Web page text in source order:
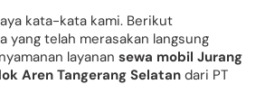
kata-kata kami. Berikut
yang telah merasakan langsung
layanansewa mobil Jurang
Aren Tangerang Selatan dari PT